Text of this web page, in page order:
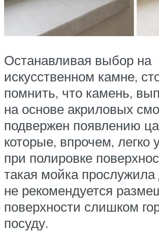
Останавливая выбор на
искусственном камне,
помнить, что камень,
на основе акриловых
подвержен появлению
которые, впрочем, легко
при полировке
такая мойка
не рекомендуется
поверхности слишком
посуду.